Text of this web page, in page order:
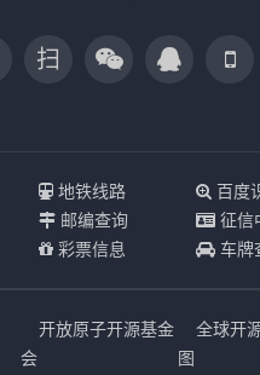
扫
地铁线路
百度
邮编查询
征信
彩票信息 车牌
开放原子开源基金
会
全球开
图